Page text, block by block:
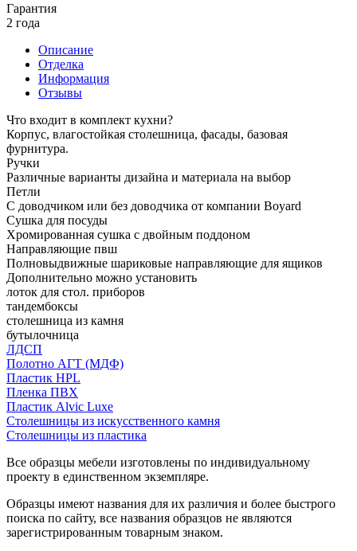
Гарантия
2 года
Описание
Отделка
Информация
Отзывы
Что входит в комплект кухни?
Корпус, влагостойкая столешница, фасады, базовая
фурнитура.
Ручки
Различные варианты дизайна и материала на выбор
Петли
С доводчиком или без доводчика от компании Boyard
Сушка для посуды
Хромированная сушка с двойным поддоном
Направляющие пвш
Полновыдвижные шариковые направляющие для ящиков
Дополнительно можно установить
лоток для стол. приборов
тандембоксы
столешница из камня
бутылочница
ЛДСП
Полотно АГТ (МДФ)
Пластик HPL
Пленка ПВХ
Пластик Alvic Luxe
Столешницы из искусственного камня
Столешницы из пластика
Все образцы мебели изготовлены по индивидуальному
проекту в единственном экземпляре.
Образцы имеют названия для их различия и более быстрого
поиска по сайту, все названия образцов не являются
зарегистрированным товарным знаком.